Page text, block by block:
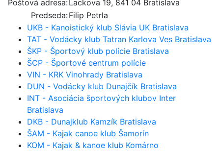
Poštová adresa:Lackova 19, 841 04 Bratislava
Predseda:Filip Petrla
UKB - Kanoistický klub Slávia UK Bratislava
TAT - Vodácky klub Tatran Karlova Ves Bratislava
ŠKP - Športový klub polície Bratislava
ŠCP - Športové centrum polície
VIN - KRK Vinohrady Bratislava
DUN - Vodácky klub Dunajčík Bratislava
INT - Asociácia športových klubov Inter
Bratislava
DKB - Dunajklub Kamzík Bratislava
ŠAM - Kajak canoe klub Šamorín
KOM - Kajak & kanoe klub Komárno